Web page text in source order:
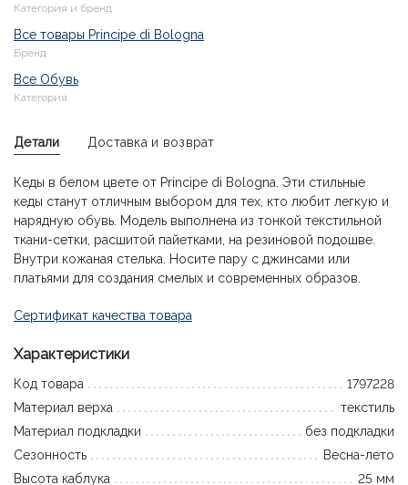
Категория и бренд
Все товары Principe di Bologna
Бренд
Все Обувь
Категория
Детали Доставка и возврат
Кеды в белом цвете от Principe di Bologna. Эти стильные
кеды станут отличным выбором для тех, кто любит легкую и
нарядную обувь. Модель выполнена из тонкой текстильной
ткани-сетки, расшитой пайетками, на резиновой подошве.
Внутри кожаная стелька. Носите пару с джинсами или
платьями для создания смелых и современных образов.
Сертификат качества товара
Характеристики
Код товара
1797228
Материал верха
текстиль
Материал подкладки
без подкладки
Сезонность
Весна-лето
Высота каблука
25 мм